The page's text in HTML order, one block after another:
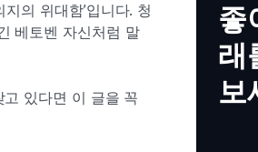
의 위대함’입니다. 청
베토벤 자신처럼 말
있다면 이 글을 꼭
좋
래
보